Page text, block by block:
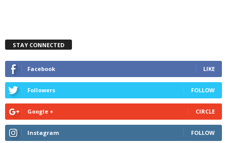
STAY CONNECTED
Facebook LIKE
Followers FOLLOW
Google + CIRCLE
Instagram FOLLOW